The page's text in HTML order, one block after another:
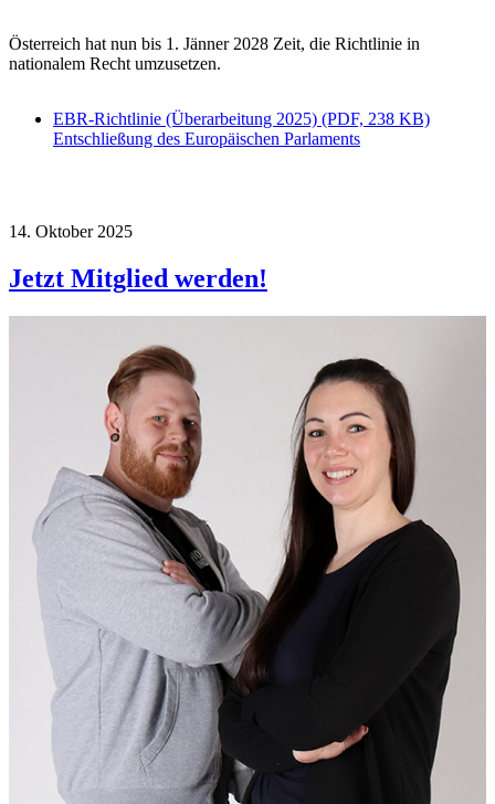
Österreich hat nun bis 1. Jänner 2028 Zeit, die Richtlinie in
nationalem Recht umzusetzen.
EBR-Richtlinie (Überarbeitung 2025) (PDF, 238 KB)
Entschließung des Europäischen Parlaments
14. Oktober 2025
Jetzt Mitglied werden!